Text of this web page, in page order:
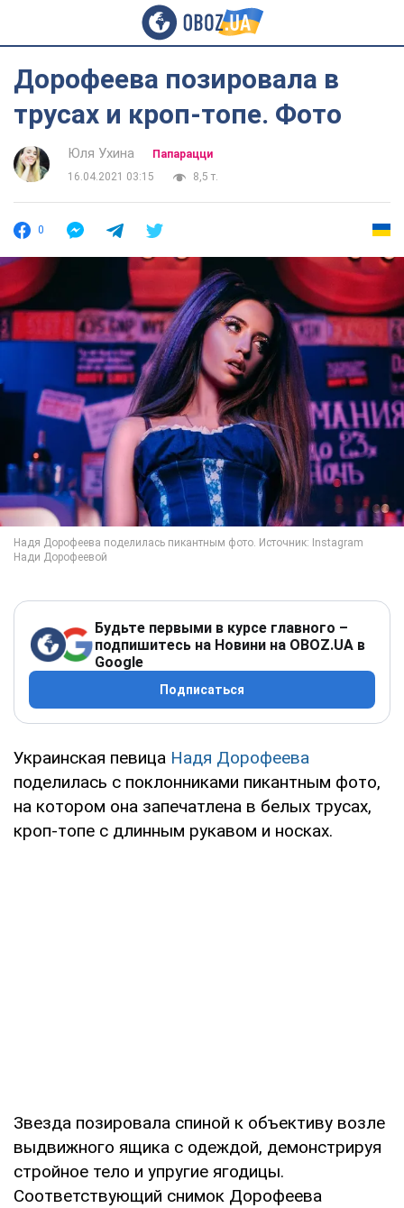
Дорофеева позировала в
трусах и кроп-топе. Фото
Юля Ухина
Папарацци
16.04.2021 03:15
8,5 т.
0
Будьте первыми в курсе главного –
подпишитесь на Новини на OBOZ.UA в
Google
Подписаться
Украинская певица Надя Дорофеева
поделилась с поклонниками пикантным фото,
на котором она запечатлена в белых трусах,
кроп-топе с длинным рукавом и носках.
Звезда позировала спиной к объективу возле
выдвижного ящика с одеждой, демонстрируя
стройное тело и упругие ягодицы.
Соответствующий снимок Дорофеева